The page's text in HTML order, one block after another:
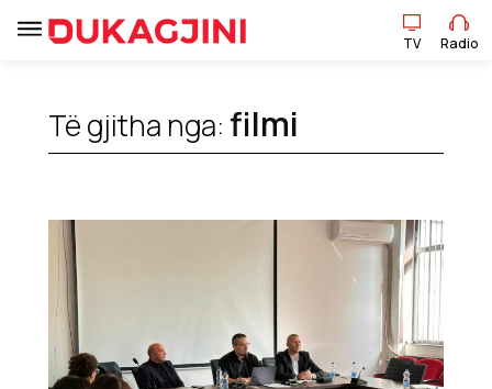
Sport
Pikëpamje
Art Jete
TV Radio
Të gjitha nga: filmi